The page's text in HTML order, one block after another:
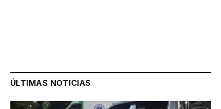
ÚLTIMAS NOTICIAS